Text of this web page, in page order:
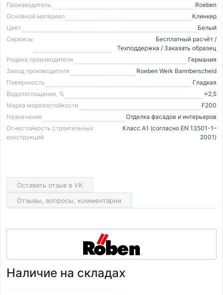
Производитель
Roeben
Основной материал
Клинкер
Цвет
Белый
Сервисы
Бесплатный расчёт /
Техподдержка / Заказать образец
Родина производителя
Германия
Завод производителя
Roeben Werk Bannberscheid
Поверхность
Гладкая
Водопоглощение, %
≈2,5
Марка морозостойкости
F200
Назначение
Отделка фасадов и интерьеров
Огнестойкость строительных
конструкций
Класс А1 (согласно EN 13501-1–
2001)
Оставить отзыв в VK
Отзывы, вопросы, комментарии
Наличие на складах